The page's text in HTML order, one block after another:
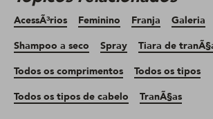
AcessÃ³rios Feminino Franja
Galeria
Shampoo a seco
Spray
Tiara de
Todos os comprimentos
Todos os tipos
Todos os tipos de cabelo
TranÃ§as